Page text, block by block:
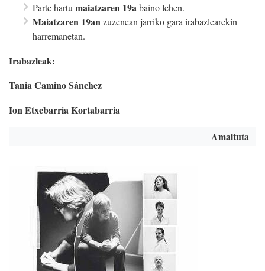
Parte hartu maiatzaren 19abaino lehen.
Maiatzaren 19anzuzenean jarriko gara irabazlearekin
harremanetan.
Irabazleak:
Tania Camino Sánchez
Ion Etxebarria Kortabarria
Amaituta